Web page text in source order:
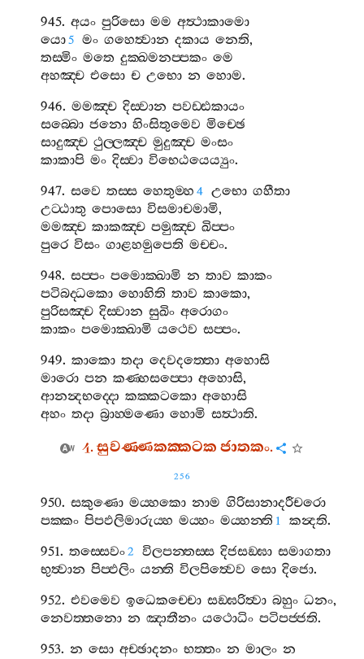
945.අයං පුරිසො මම අත්‍ථාකාමො
යො5 මං ගහෙත්‍වාන දකාය නෙති,
තස‍්මිං මතෙ දුක‍්ඛමනප‍්පකං මෙ
අහඤ‍්ච එසො ච උභො න හොම.
946.මමඤ‍්ච දිස‍්වාන පවඩ‍්ඪකායං
සබ‍්බො ජනො හිංසිතුමෙව මිච‍්ඡෙ
සාදුඤ‍්ච ථුල‍්ලඤ‍්ච මුදුඤ‍්ච මංසං
කාකාපි මං දිස‍්වා විභෙඨයෙය්‍යුං.
947.සවෙ තස‍්ස හෙතුම‍්හ 4 උභො ගහීතා
උට‍්ඨාතු පොසො විසමාචමාමි,
මමඤ‍්ච කාකඤ‍්ච පමුඤ‍්ච ඛිප‍්පං
පුරෙ විසං ගාළහමුපෙති මච‍්චං.
948.සප‍්පං පමොක‍්ඛාමි න තාව කාකං
පටිබද‍්ධකො හොහිති තාව කාකො,
පුරිසඤ‍්ච දිස‍්වාන සුඛිං අරොගං
කාකං පමොක‍්ඛාමි යථෙව සප‍්පං.
949.කාකො තදා දෙවදත‍්තො අහොසි
මාරො පන කණ‍්හසප‍්පො අහොසි,
ආනන්‍දභද‍්දො කක‍්කටකො අහොසි
අහං තදා බ්‍රාහ‍්මණො හොමි සත්‍ථාති.
4.සුවණ‍්ණකක‍්කටකජාතකං.
256
950.සකුණො මය‍්හකො නාම ගිරිසානාදරීචරො
පක‍්කං පිපඵලිමාරුය‍්හ මය‍්හං මය‍්හන‍්ති 1 කන්‍දති.
951.තස‍්සෙවං2 විලපන‍්තස‍්ස දිජසඞ‍්ඝා සමාගතා
භුත්‍වාන පිප‍්ඵලිං යන‍්ති විලපිත්‍වෙව සො දිජො.
952.එවමෙව ඉධෙකච‍්චො සඞ‍්ඝරිත්‍වා බහුං ධනං,
නෙවත‍්තනො න ඤාතීනං යථොධිං පටිපජ‍්ජති.
953.න සො අච‍්ඡාදනං භත‍්තං න මාලං න